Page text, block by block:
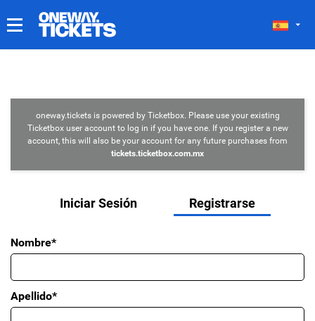
MIS TICKETS
oneway.tickets is powered by Ticketbox. Please use your existing
Ticketbox user account to log in if you have one. If you register a new
account, this will also be your account for any future purchases from
tickets.ticketbox.com.mx
Iniciar Sesión Registrarse
Nombre*
Apellido*